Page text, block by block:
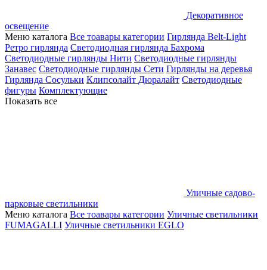
Декоративное
освещение
Меню каталога Все тоавары категории Гирлянда Belt-Light
Ретро гирлянда Светодиодная гирлянда Бахрома
Светодиодные гирлянды Нити Светодиодные гирлянды
Занавес Светодиодные гирлянды Сети Гирлянды на деревья
Гирлянда Сосульки Клипсолайт Дюралайт Светодиодные
фигуры Комплектующие
Показать все
Уличные садово-
парковые светильники
Меню каталога Все тоавары категории Уличные светильники
FUMAGALLI Уличные светильники EGLO